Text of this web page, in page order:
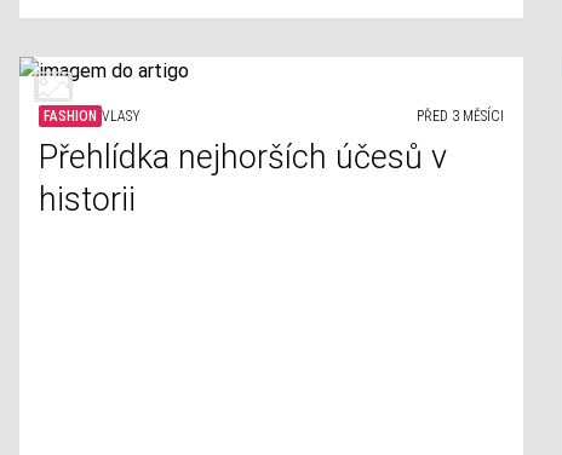
FASHION VLASY PŘED 3 MĚSÍCI
Přehlídka nejhorších účesů v
historii